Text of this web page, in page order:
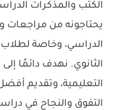
الكتب والمذكرات
يحتاجونه من مراجعات
الدراسي، وخاصة لطلاب
الثانوي. نهدف دائمًا
التعليمية، وتقديم
التفوق والنجاح في